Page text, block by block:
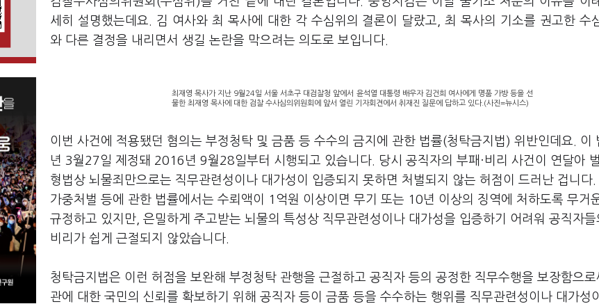
세히 설명했는데요. 김 여사와 최 목사에 대한 각 수심위의 결론이 달랐고, 최 목사의 기소를 권고한 수
와 다른 결정을 내리면서 생길 논란을 막으려는 의도로 보입니다.
최재영 목사가 지난 9월24일 서울 서초구 대검찰청 앞에서 윤석열 대통령 배우자 김건희 여사에게 명품 가방 등을 선
물한 최재영 목사에 대한 검찰 수사심의위원회에 앞서 열린 기자회견에서 취재진 질문에 답하고 있다.(사진=뉴시스)
이번 사건에 적용됐던 혐의는 부정청탁 및 금품 등 수수의 금지에 관한 법률(청탁금지법) 위반인데요. 이
년 3월27일 제정돼 2016년 9월28일부터 시행되고 있습니다. 당시 공직자의 부패·비리 사건이 연달아 벌
형법상 뇌물죄만으로는 직무관련성이나 대가성이 입증되지 못하면 처벌되지 않는 허점이 드러난 겁니다.
가중처벌 등에 관한 법률에서는 수뢰액이 1억원 이상이면 무기 또는 10년 이상의 징역에 처하도록 무거
규정하고 있지만, 은밀하게 주고받는 뇌물의 특성상 직무관련성이나 대가성을 입증하기 어려워 공직자
비리가 쉽게 근절되지 않았습니다.
청탁금지법은 이런 허점을 보완해 부정청탁 관행을 근절하고 공직자 등의 공정한 직무수행을 보장함으로
관에 대한 국민의 신뢰를 확보하기 위해 공직자 등이 금품 등을 수수하는 행위를 직무관련성이나 대가성